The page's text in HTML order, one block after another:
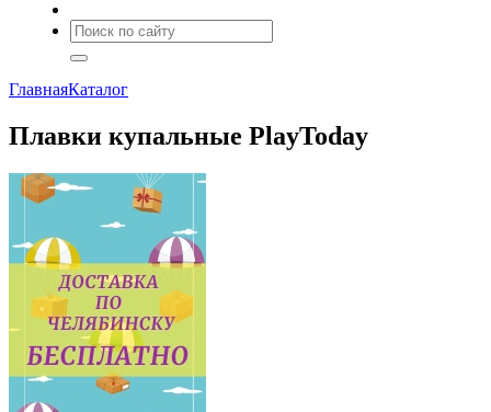
ГлавнаяКаталог
Плавки купальные PlayToday